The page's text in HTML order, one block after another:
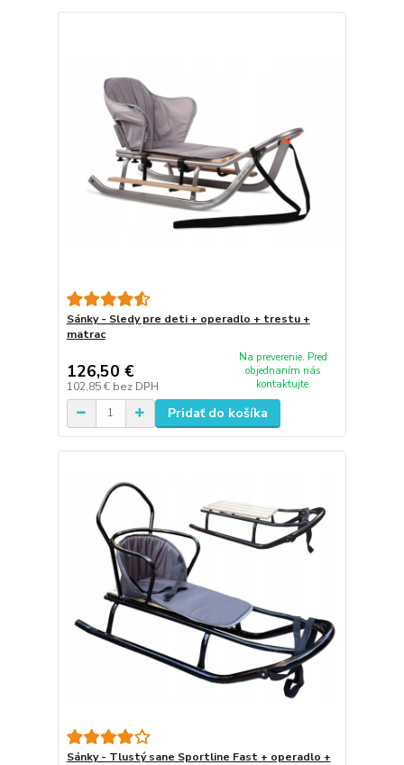
Sánky - Sledy pre deti + operadlo + trestu +
matrac
126,50 €
102,85 € bez DPH
Na preverenie. Pred
objednaním nás
kontaktujte.
Pridať do košíka
Sánky - Tlustý sane Sportline Fast + operadlo +